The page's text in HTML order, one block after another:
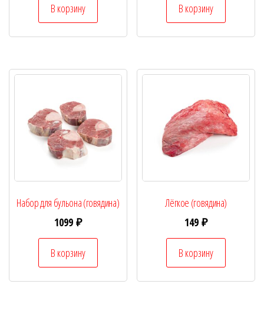
В корзину В корзину
Набор для бульона (говядина)
1099 ₽
В корзину
Лёгкое (говядина)
149₽
В корзину